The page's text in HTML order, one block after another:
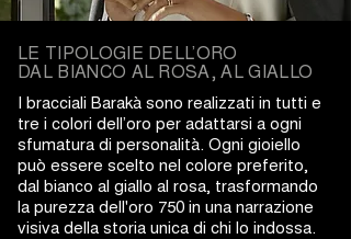
LE TIPOLOGIE DELL’ORO
DAL BIANCO AL ROSA, AL GIALLO
I bracciali Barakà sono realizzati in tutti e
tre i colori dell’oro per adattarsi a ogni
sfumatura di personalità. Ogni gioiello
può essere scelto nel colore preferito,
dal bianco al giallo al rosa, trasformando
la purezza dell'oro 750 in una narrazione
visiva della storia unica di chi lo indossa.